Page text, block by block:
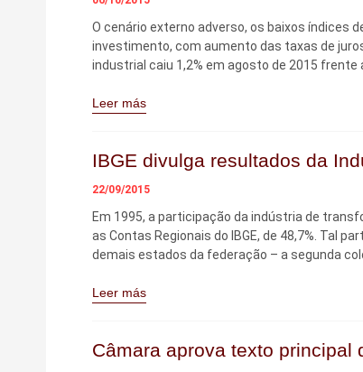
O cenário externo adverso, os baixos índices
investimento, com aumento das taxas de
industrial caiu 1,2% em agosto de 2015
Leer más
IBGE divulga resultados da
22/09/2015
Em 1995, a participação da indústria de
as Contas Regionais do IBGE, de 48,7%. Tal
demais estados da federação – a segunda
Leer más
Câmara aprova texto principal